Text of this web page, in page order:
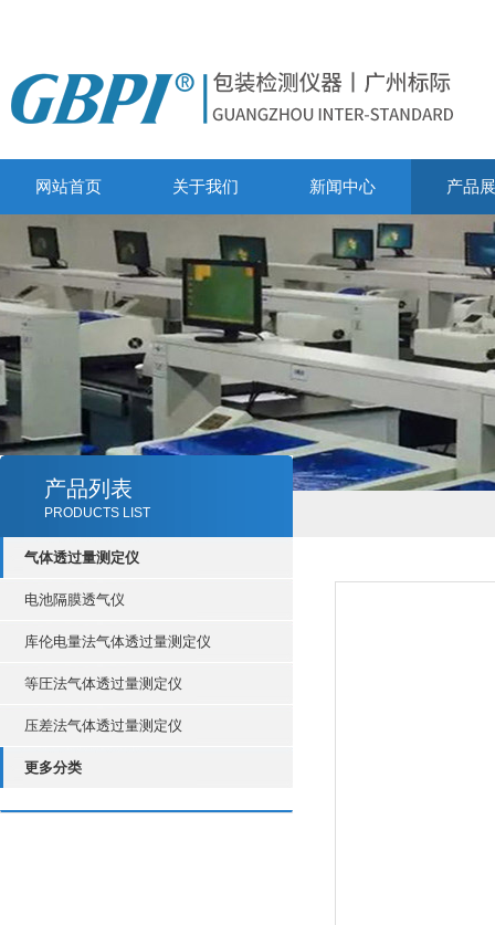
网站首页 关于我们 新闻中心 产品
产品列表
PRODUCTS LIST
气体透过量测定仪
电池隔膜透气仪
库伦电量法气体透过量测定仪
等圧法气体透过量测定仪
压差法气体透过量测定仪
更多分类